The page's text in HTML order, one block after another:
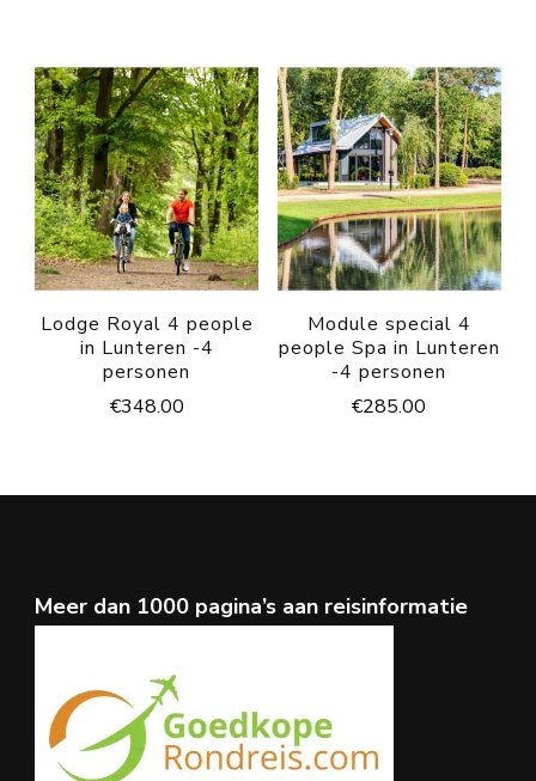
Lodge Royal 4 people
in Lunteren -4
personen
€348.00
Module special 4
people Spa in Lunteren
-4 personen
€285.00
Meer dan 1000 pagina’s aan reisinformatie